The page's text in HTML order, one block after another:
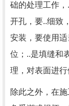
础的处理工作
开孔，要..细致
安装，要使用
位；..是填缝和
理，对表面进行
除此之外，在